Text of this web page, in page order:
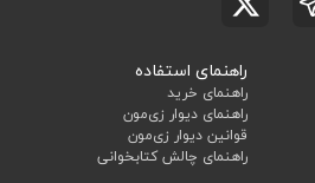
راهنمای استفاده
راهنمای خرید
راهنمای دیوار زی‌مون
قوانین دیوار زی‌مون
راهنمای چالش کتابخوانی